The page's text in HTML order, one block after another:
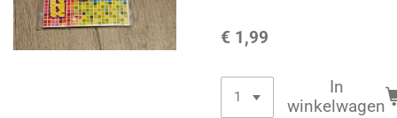
€ 1,99
In
winkelwagen